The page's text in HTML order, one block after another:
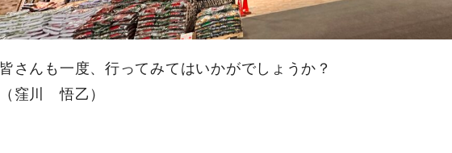
皆さんも一度、行ってみてはいかがでしょうか？
（窪川 悟乙）